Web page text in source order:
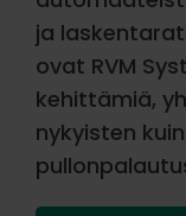
ja
ovat RVM
kehittämiä,
nykyisten